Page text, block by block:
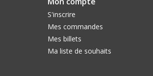
S'inscrire
Mes commandes
Mes billets
Ma liste de souhaits